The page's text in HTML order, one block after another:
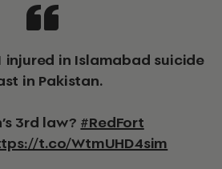
in Pakistan.
3rd law? #RedFort
t.co/WtmUHD4sim